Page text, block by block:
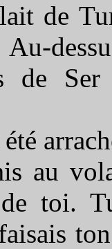
de
Au-
de
au
toi.